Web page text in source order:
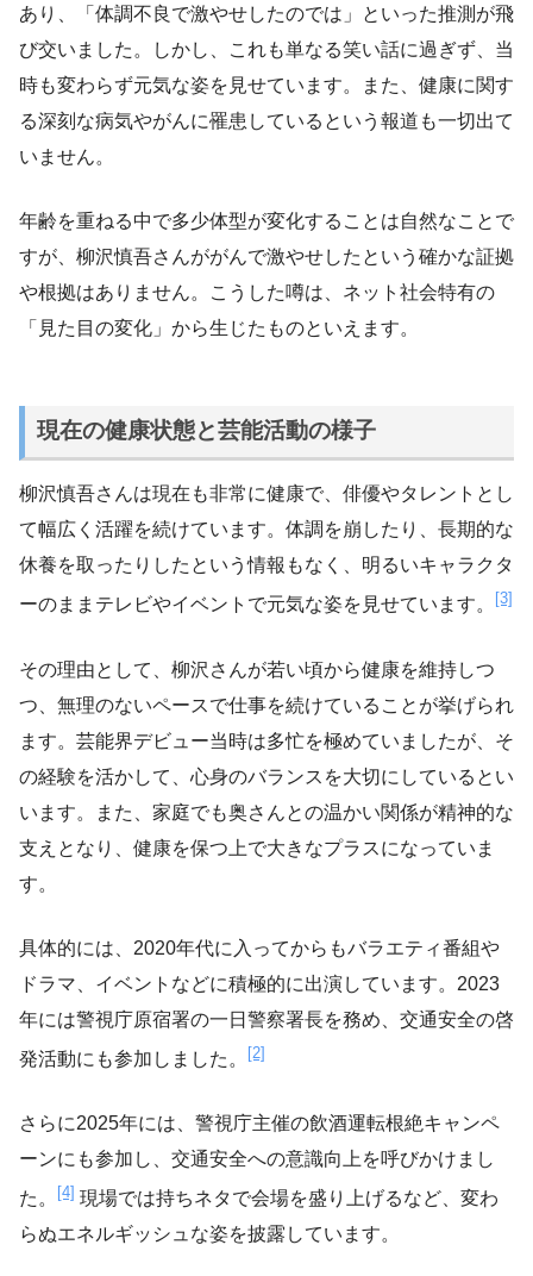
あり、「体調不良で激やせしたのでは」といった推測が飛
び交いました。しかし、これも単なる笑い話に過ぎず、当
時も変わらず元気な姿を見せています。また、健康に関す
る深刻な病気やがんに罹患しているという報道も一切出て
いません。
年齢を重ねる中で多少体型が変化することは自然なことで
すが、柳沢慎吾さんががんで激やせしたという確かな証拠
や根拠はありません。こうした噂は、ネット社会特有の
「見た目の変化」から生じたものといえます。
現在の健康状態と芸能活動の様子
柳沢慎吾さんは現在も非常に健康で、俳優やタレントとし
て幅広く活躍を続けています。体調を崩したり、長期的な
休養を取ったりしたという情報もなく、明るいキャラクタ
ーのままテレビやイベントで元気な姿を見せています。
[3]
その理由として、柳沢さんが若い頃から健康を維持しつ
つ、無理のないペースで仕事を続けていることが挙げられ
ます。芸能界デビュー当時は多忙を極めていましたが、そ
の経験を活かして、心身のバランスを大切にしているとい
います。また、家庭でも奥さんとの温かい関係が精神的な
支えとなり、健康を保つ上で大きなプラスになっていま
す。
具体的には、2020年代に入ってからもバラエティ番組や
ドラマ、イベントなどに積極的に出演しています。2023
年には警視庁原宿署の一日警察署長を務め、交通安全の啓
発活動にも参加しました。
[2]
さらに2025年には、警視庁主催の飲酒運転根絶キャンペ
ーンにも参加し、交通安全への意識向上を呼びかけまし
た。
[4] 現場では持ちネタで会場を盛り上げるなど、変わ
らぬエネルギッシュな姿を披露しています。